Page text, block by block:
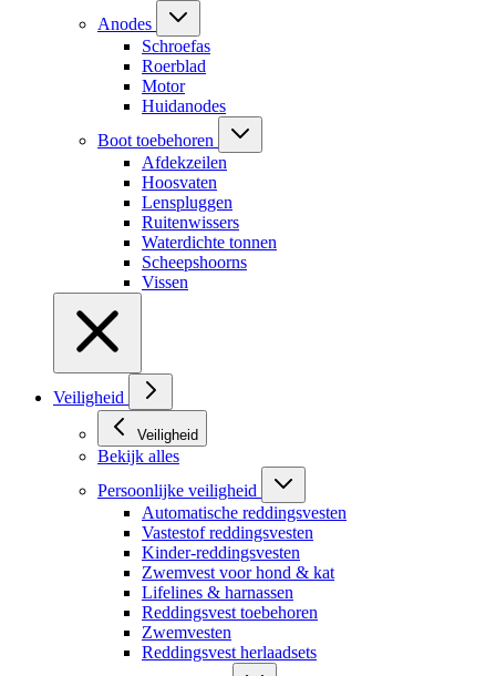
Anodes
Schroefas
Roerblad
Motor
Huidanodes
Boot toebehoren
Afdekzeilen
Hoosvaten
Lenspluggen
Ruitenwissers
Waterdichte tonnen
Scheepshoorns
Vissen
Veiligheid
Veiligheid
Bekijk alles
Persoonlijke veiligheid
Automatische reddingsvesten
Vastestof reddingsvesten
Kinder-reddingsvesten
Zwemvest voor hond & kat
Lifelines & harnassen
Reddingsvest toebehoren
Zwemvesten
Reddingsvest herlaadsets